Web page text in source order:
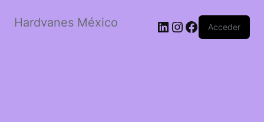
Hardvanes México LinkedIn
Instagram
Facebook
Acceder